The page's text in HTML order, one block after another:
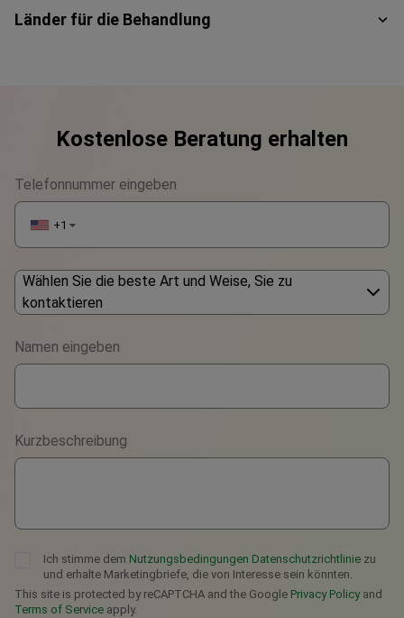
Länder für die Behandlung
Kostenlose Beratung erhalten
Telefonnummer eingeben
+1 ▼
Wählen Sie die beste Art und Weise, Sie zu
kontaktieren
WhatsApp
Viber
Telegram
Namen eingeben
Kurzbeschreibung
Ich stimme dem Nutzungsbedingungen Datenschutzrichtlinie zu
und erhalte Marketingbriefe, die von Interesse sein könnten.
This site is protected by reCAPTCHA and the Google Privacy Policyand
Terms of Service apply.